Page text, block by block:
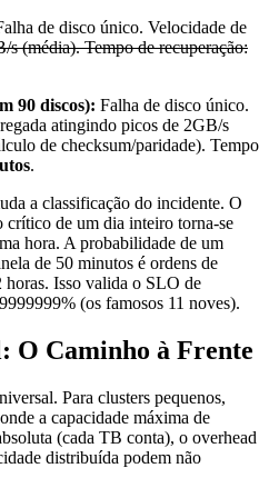
de disco único. Velocidade de
s (média). Tempo de recuperação:
90 discos): Falha de disco único.
atingindo picos de 2GB/s
de checksum/paridade). Tempo
.
a classificação do incidente. O
crítico de um dia inteiro torna-se
hora. A probabilidade de um
de 50 minutos é ordens de
horas. Isso valida o SLO de
(os famosos 11 noves).
O Caminho à Frente
Para clusters pequenos,
a capacidade máxima de
(cada TB conta), o overhead
distribuída podem não